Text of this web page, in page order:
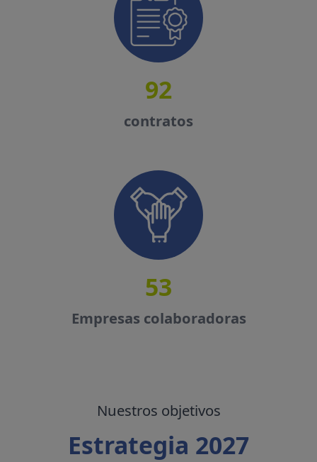
93
contratos
53
Empresas colaboradoras
Nuestros objetivos
Estrategia 2027